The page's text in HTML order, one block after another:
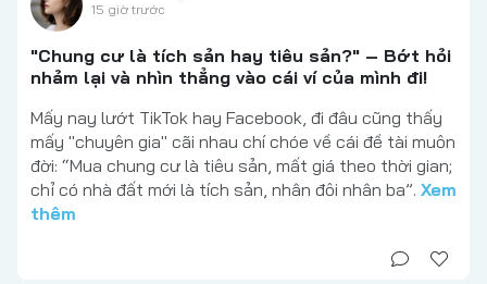
15 giờ trước
"Chung cư là tích sản hay tiêu sản?" – Bớt hỏi
nhảm lại và nhìn thẳng vào cái ví của mình đi!
Mấy nay lướt TikTok hay Facebook, đi đâu cũng thấy
mấy "chuyên gia" cãi nhau chí chóe về cái đề tài muôn
đời: “Mua chung cư là tiêu sản, mất giá theo thời gian;
chỉ có nhà đất mới là tích sản, nhân đôi nhân ba”. Xem
thêm